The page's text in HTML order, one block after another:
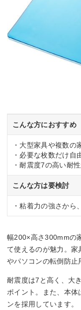
こんな方におすすめ
・大型家具や複数の
・必要な枚数だけ自
・耐震度7の高い耐
こんな方は要検討
・粘着力の強さから
幅200×高さ300mmの
て使えるのが魅力。
やパソコンの転倒防止
耐震度は7と高く、大
ポイント。また、本
ンを採用しています。